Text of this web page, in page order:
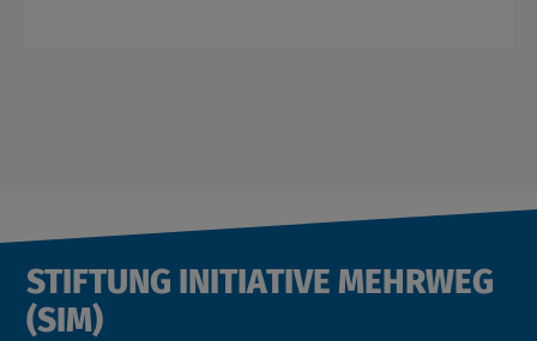
STIFTUNG INITIATIVE MEHRWEG
(SIM)